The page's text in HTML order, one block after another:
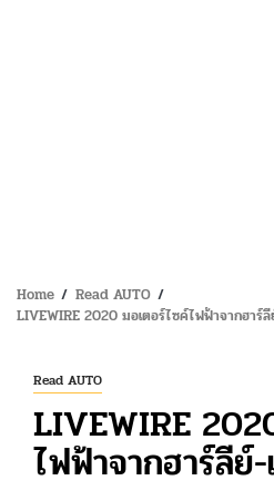
Home
Read AUTO
LIVEWIRE 2020 มอเตอร์ไซค์ไฟฟ้าจากฮาร์
Read AUTO
LIVEWIRE
ไฟฟ้าจากฮาร์ลีย์